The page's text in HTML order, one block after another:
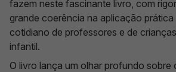
fazem neste fascinante livro, com
grande coerência na aplicação
cotidiano de professores e de
infantil.
O livro lança um olhar profundo sobre